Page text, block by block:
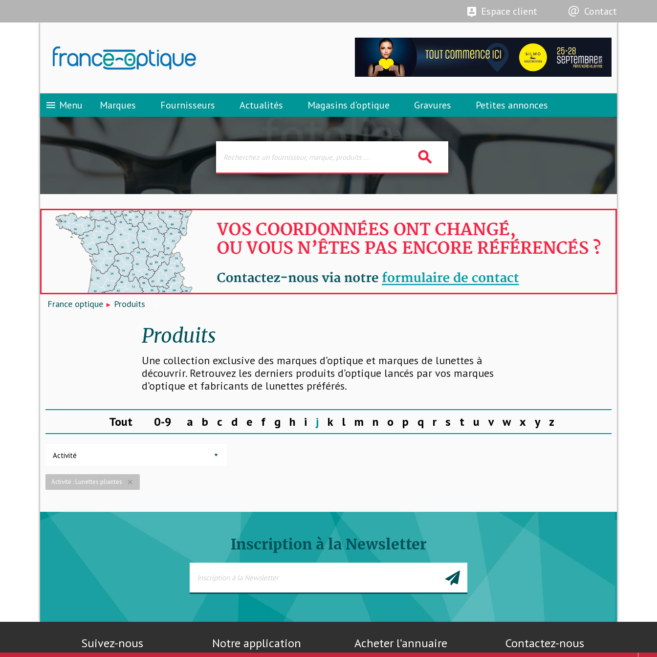
Espace client Contact
menu Menu Marques Fournisseurs Actualités Magasins d’optique Gravures Petites annonces
search
France optique Produits
Produits
Une collection exclusive des marques d’optique et marques de lunettes à
découvrir. Retrouvez les derniers produits d’optique lancés par vos marques
d’optique et fabricants de lunettes préférés.
Tout 0-9 a b c d e f g h i j k l m n o p q r s t u v w x y z
Activité
Activité : Lunettes pliantes close
Inscription à la Newsletter
Suivez-nous Notre application Acheter l’annuaire Contactez-nous